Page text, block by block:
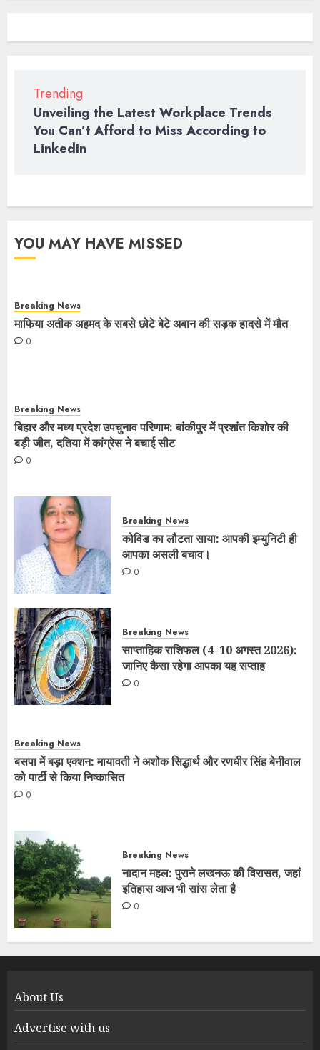
Trending
Unveiling the Latest Workplace Trends
You Can’t Afford to Miss According to
LinkedIn
YOU MAY HAVE MISSED
Breaking News
माफिया अतीक अहमद के सबसे छोटे बेटे अबान की सड़क हादसे में मौत
0
Breaking News
बिहार और मध्य प्रदेश उपचुनाव परिणाम: बांकीपुर में प्रशांत किशोर की
बड़ी जीत, दतिया में कांग्रेस ने बचाई सीट
0
Breaking News
कोविड का लौटता साया: आपकी इम्युनिटी ही
आपका असली बचाव।
0
Breaking News
साप्ताहिक राशिफल (4–10 अगस्त 2026):
जानिए कैसा रहेगा आपका यह सप्ताह
0
Breaking News
बसपा में बड़ा एक्शन: मायावती ने अशोक सिद्धार्थ और रणधीर सिंह बेनीवाल
को पार्टी से किया निष्कासित
0
Breaking News
नादान महल: पुराने लखनऊ की विरासत, जहां
इतिहास आज भी सांस लेता है
0
About Us
Advertise with us